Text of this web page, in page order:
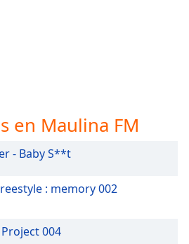
en Maulina FM
- Baby S**t
: memory 002
004